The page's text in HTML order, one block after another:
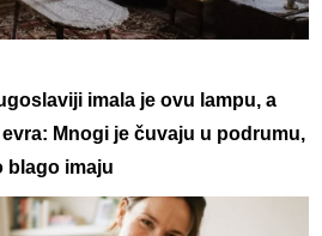
imala je ovu lampu, a
Mnogi je čuvaju u podrumu,
blago imaju